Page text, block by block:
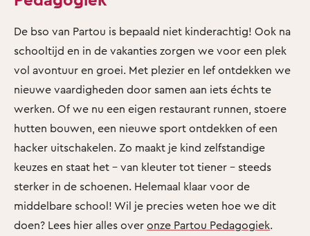
De bso van Partou is bepaald niet kinderachtig! Ook na
schooltijd en in de vakanties zorgen we voor een plek
vol avontuur en groei. Met plezier en lef ontdekken we
nieuwe vaardigheden door samen aan iets échts te
werken. Of we nu een eigen restaurant runnen, stoere
hutten bouwen, een nieuwe sport ontdekken of een
hacker uitschakelen. Zo maakt je kind zelfstandige
keuzes en staat het - van kleuter tot tiener - steeds
sterker in de schoenen. Helemaal klaar voor de
middelbare school! Wil je precies weten hoe we dit
doen? Lees hier alles over onze Partou Pedagogiek.